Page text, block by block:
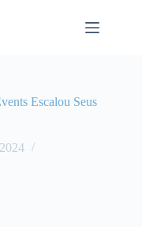
Escalou Seus